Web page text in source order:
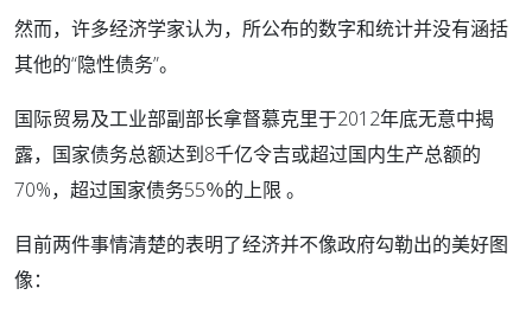
然而，许多经济学家认为，所公布的数字和统计并没有涵括
其他的“隐性债务”。
国际贸易及工业部副部长拿督慕克里于2012年底无意中揭
露，国家债务总额达到8千亿令吉或超过国内生产总额的
70%，超过国家债务55％的上限 。
目前两件事情清楚的表明了经济并不像政府勾勒出的美好图
像：